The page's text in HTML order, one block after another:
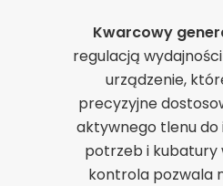
Kwarcowy
regulacją
urządzenie,
precyzyjne
aktywnego tlenu do
potrzeb i kubatury
kontrola pozwala